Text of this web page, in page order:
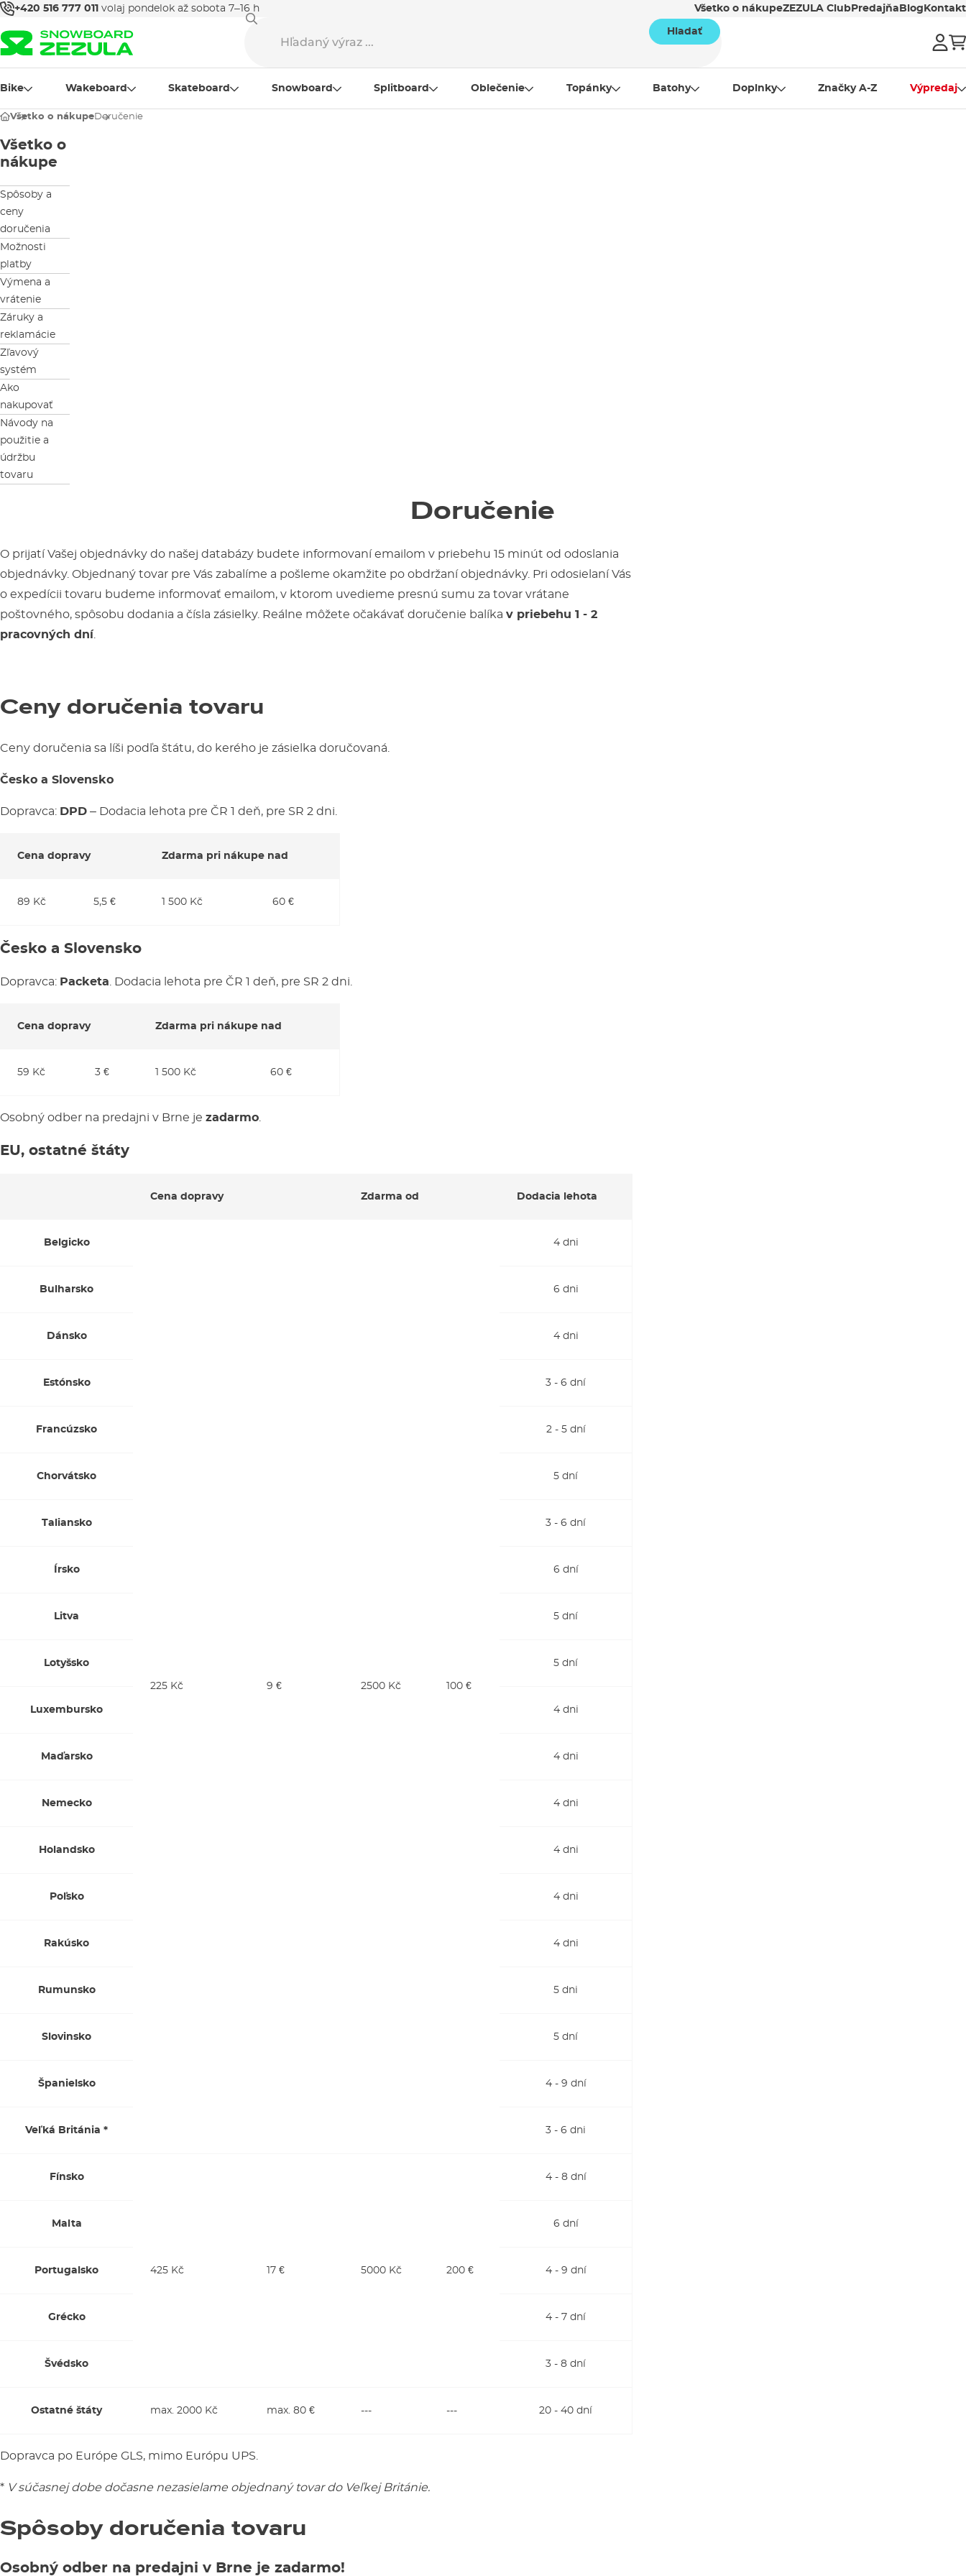
+420 516 777 011 volaj pondelok až sobota 7–16 h Všetko o nákupeZEZULA Club Predajňa Blog Kontakt
Hladať
Bike Wakeboard Skateboard Snowboard Splitboard Oblečenie Topánky Batohy Doplnky Značky A-Z Výpredaj
Všetko o nákupeDoručenie
Doručenie
O prijatí Vašej objednávky do našej databázy budete informovaní emailom v priebehu 15 minút od odoslania
objednávky. Objednaný tovar pre Vás zabalíme a pošleme okamžite po obdržaní objednávky. Pri odosielaní Vás
o expedícii tovaru budeme informovať emailom, v ktorom uvedieme presnú sumu za tovar vrátane
poštovného, ​​spôsobu dodania a čísla zásielky. Reálne môžete očakávať doručenie balíka v priebehu 1 - 2
pracovných dní
Ceny doručenia tovaru
Ceny doručenia sa líši podľa štátu, do kerého je zásielka doručovaná.
Česko a Slovensko
Dopravca: DPD – Dodacia lehota pre ČR 1 deň, pre SR 2 dni.
Cena dopravy Zdarma pri nákupe nad
89 Kč 5,5 € 1 500 Kč 60 €
Česko a Slovensko
Dopravca: Packeta . Dodacia lehota pre ČR 1 deň, pre SR 2 dni.
Cena dopravy Zdarma pri nákupe nad
59 Kč 3 € 1 500 Kč 60 €
Osobný odber na predajni v Brne je zadarmo
EU, ostatné štáty
Cena dopravy Zdarma od Dodacia lehota
Belgicko
225 Kč 9 € 2500 Kč 100 €
4 dni
Bulharsko 6 dni
Dánsko 4 dni
Estónsko 3 - 6 dní
Francúzsko 2 - 5 dní
Chorvátsko 5 dní
Taliansko 3 - 6 dní
Írsko 6 dní
Litva 5 dní
Lotyšsko 5 dní
Luxembursko 4 dni
Maďarsko 4 dni
Nemecko 4 dni
Holandsko 4 dni
Poľsko 4 dni
Rakúsko 4 dni
Rumunsko 5 dni
Slovinsko 5 dní
Španielsko 4 - 9 dní
Veľká Británia * 3 - 6 dni
Fínsko
425 Kč 17 € 5000 Kč 200 €
4 - 8 dní
Malta 6 dní
Portugalsko 4 - 9 dní
Grécko 4 - 7 dní
Švédsko 3 - 8 dní
Ostatné štáty max. 2000 Kč max. 80 € --- --- 20 - 40 dní
Dopravca po Európe GLS, mimo Európu UPS.
* V súčasnej dobe dočasne nezasielame objednaný tovar do Veľkej Británie.
Spôsoby doručenia tovaru
Osobný odber na predajni v Brne je zadarmo!
Všetko o
nákupe
Spôsoby a
ceny
doručenia
Možnosti
platby
Výmena a
vrátenie
Záruky a
reklamácie
Zľavový
systém
Ako
nakupovať
Návody na
použitie a
údržbu
tovaru